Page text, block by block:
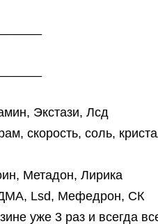
Экстази, Лсд
скорость, соль,
Метадон, Лирика
Lsd, Мефедрон, СК
уже 3 раз и всегда